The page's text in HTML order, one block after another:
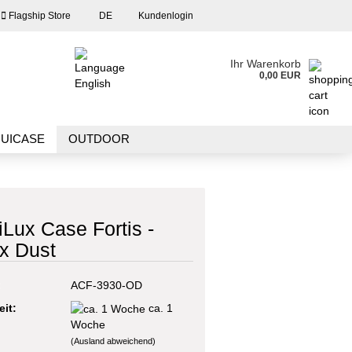
Flagship Store DE Kundenlogin
erstellen
vergessen?
Ihr Warenkorb
0,00 EUR
OUTDOOR
Case Fortis -
Dust
ACF-3930-OD
ca. 1
Woche
(Ausland abweichend)